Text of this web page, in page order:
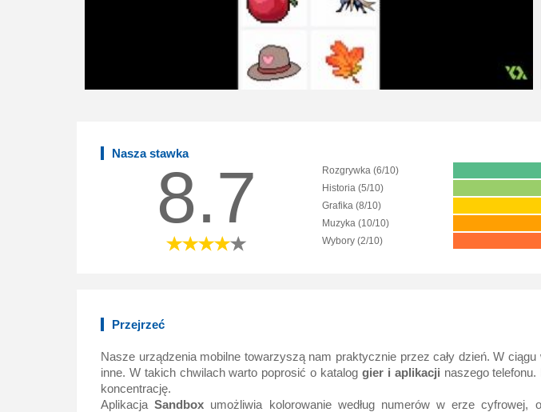
Nasza stawka
8.7
Rozgrywka (6/10)
Historia (5/10)
Grafika (8/10)
Muzyka (10/10)
Wybory (2/10)
Przejrzeć
Nasze urządzenia mobilne towarzyszą nam praktycznie przez cały dzień. W
inne. W takich chwilach warto poprosić o katalog gier i aplikacji naszego
koncentrację.
AplikacjaSandbox umożliwia kolorowanie według numerów w erze